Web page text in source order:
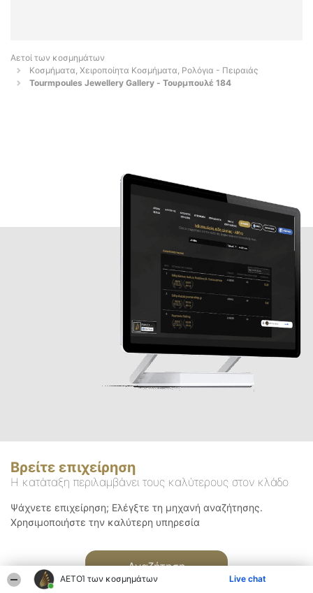
ΑΕΤΟΊ των κοσμημάτων Live chat
Αετοί των κοσμημάτων
Κοσμήματα, Χειροποίητα Κοσμήματα, Ρολόγια - Πειραιάς
Tourmpoules Jewellery Gallery - Τουρμπουλέ 184
Βρείτε επιχείρηση
Η κατάταξη περιλαμβάνει τους καλύτερους στον κλάδο
Ψάχνετε επιχείρηση; Ελέγξτε τη μηχανή αναζήτησης.
Χρησιμοποιήστε την καλύτερη υπηρεσία
Αναζήτηση